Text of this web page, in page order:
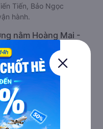
Tiến, Bảo Ngọc
hành.
nằm Hoàng Mai -
đi Thanh Hóa 40 chỗ
đi Thanh Hóa từ
đi Thanh Hóa là loại xe